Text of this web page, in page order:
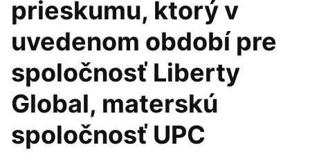
prieskumu, ktorý v
uvedenom období pre
spoločnosť Liberty
Global, materskú
spoločnosť UPC